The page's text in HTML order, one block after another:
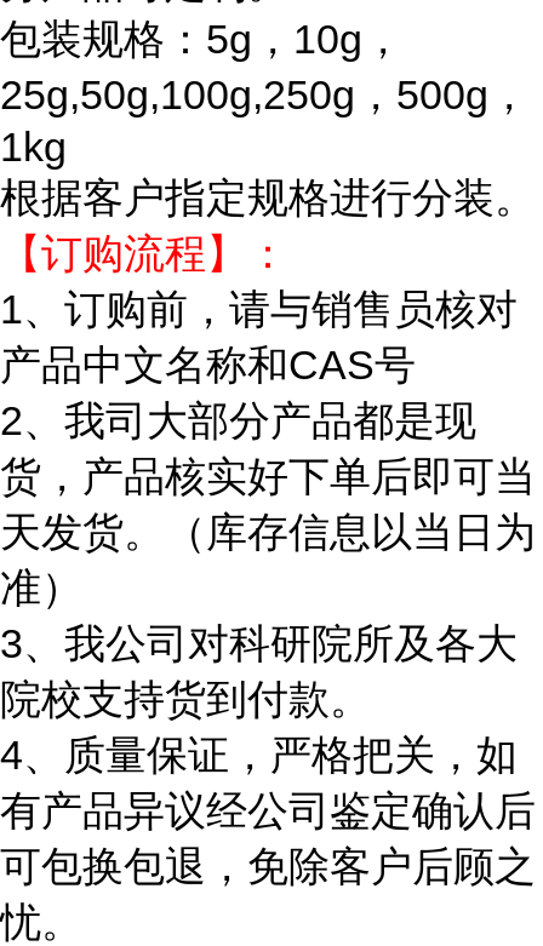
包装规格：5g，10g，
25g,50g,100g,250g，500g，
1kg
根据客户指定规格进行分装。
【订购流程】：
1、订购前，请与销售员核对
产品中文名称和CAS号
2、我司大部分产品都是现
货，产品核实好下单后即可当
天发货。（库存信息以当日为
准）
3、我公司对科研院所及各大
院校支持货到付款。
4、质量保证，严格把关，如
有产品异议经公司鉴定确认后
可包换包退，免除客户后顾之
忧。